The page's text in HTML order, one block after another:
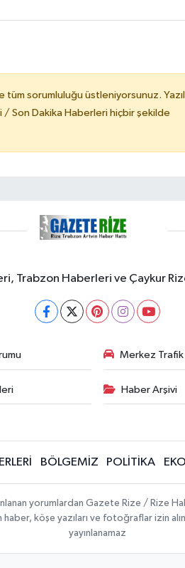
tüm sorumluluğu üstleniyorsunuz.
Son Dakika Haberleri hiçbir şekilde
Trabzon Haberleri ve Çaykur
Merkez Trafik
Haber Arşivi
BÖLGEMİZ POLİTİKA
yorumlardan Gazete Rize /
köşe yazıları ve fotoğraflar izin
yayınlanamaz